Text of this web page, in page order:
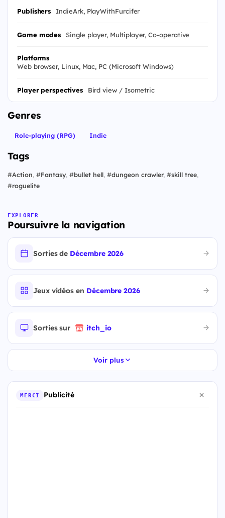
Publishers IndieArk, PlayWithFurcifer
Game modes Single player, Multiplayer, Co-operative
Platforms
Web browser, Linux, Mac, PC (Microsoft Windows)
Player perspectives Bird view / Isometric
Genres
Role-playing (RPG) Indie
Tags
#Action, #Fantasy, #bullet hell, #dungeon crawler, #skill tree,
#roguelite
EXPLORER
Poursuivre la navigation
Sorties de Décembre 2026
Jeux vidéos en Décembre 2026
Sorties sur itch_io
Voir plus
MERCI Publicité